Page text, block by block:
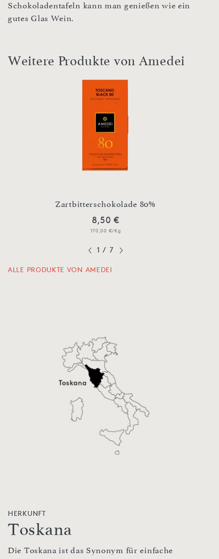
Schokoladentafeln kann man genießen wie ein
gutes Glas Wein.
Weitere Produkte von Amedei
Zartbitterschokolade 80%
8,50 €
170,00 €/Kg
1 / 7
ALLE PRODUKTE VON AMEDEI
HERKUNFT
Toskana
Die Toskana ist das Synonym für einfache